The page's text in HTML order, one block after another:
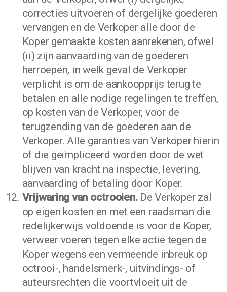
correcties uitvoeren of dergelijke goederen
vervangen en de Verkoper alle door de
Koper gemaakte kosten aanrekenen, ofwel
(ii) zijn aanvaarding van de goederen
herroepen, in welk geval de Verkoper
verplicht is om de aankoopprijs terug te
betalen en alle nodige regelingen te treffen,
op kosten van de Verkoper, voor de
terugzending van de goederen aan de
Verkoper. Alle garanties van Verkoper hierin
of die geïmpliceerd worden door de wet
blijven van kracht na inspectie, levering,
aanvaarding of betaling door Koper.
Vrijwaring van octrooien.De Verkoper zal
op eigen kosten en met een raadsman die
redelijkerwijs voldoende is voor de Koper,
verweer voeren tegen elke actie tegen de
Koper wegens een vermeende inbreuk op
octrooi-, handelsmerk-, uitvindings- of
auteursrechten die voortvloeit uit de